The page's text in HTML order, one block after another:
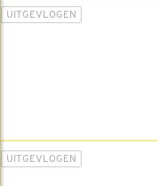
UITGEVLOGEN
UITGEVLOGEN